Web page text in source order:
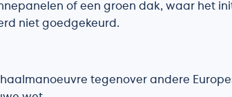
of een groen dak, waar het
niet goedgekeurd.
tegenover andere